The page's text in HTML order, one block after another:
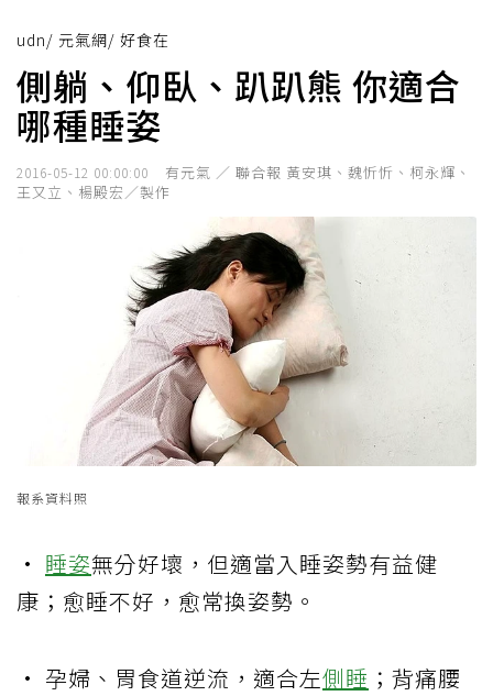
udn/ 元氣網/ 好食在
側躺、仰臥、趴趴熊 你適合
哪種睡姿
2016-05-12 00:00:00
有元氣 ／ 聯合報 黃安琪、魏忻忻、柯永輝、
王又立、楊殿宏／製作
報系資料照
• 睡姿無分好壞，但適當入睡姿勢有益健
康；愈睡不好，愈常換姿勢。
• 孕婦、胃食道逆流，適合左側睡 ；背痛腰